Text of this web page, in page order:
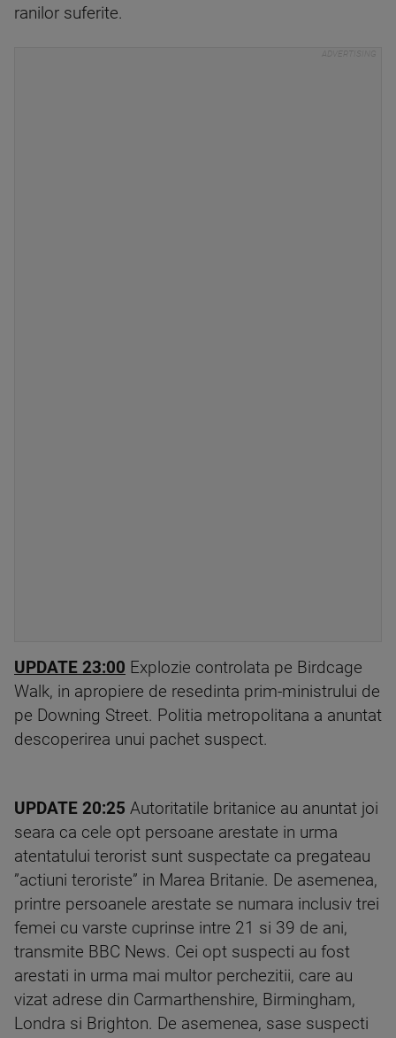
ranilor suferite.
UPDATE 23:00 Explozie controlata pe Birdcage
Walk, in apropiere de resedinta prim-ministrului de
pe Downing Street. Politia metropolitana a anuntat
descoperirea unui pachet suspect.
UPDATE 20:25 Autoritatile britanice au anuntat joi
seara ca cele opt persoane arestate in urma
atentatului terorist sunt suspectate ca pregateau
”actiuni teroriste” in Marea Britanie. De asemenea,
printre persoanele arestate se numara inclusiv trei
femei cu varste cuprinse intre 21 si 39 de ani,
transmite BBC News. Cei opt suspecti au fost
arestati in urma mai multor perchezitii, care au
vizat adrese din Carmarthenshire, Birmingham,
Londra si Brighton. De asemenea, sase suspecti